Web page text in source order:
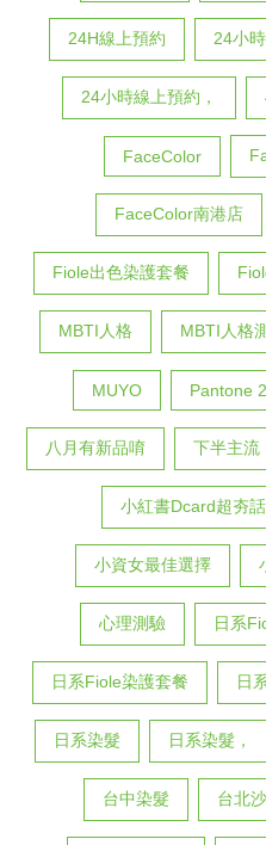
24H線上預約 24小
24小時線上預約，
FaceColor
FaceColor南港店
Fiole出色染護套餐
MBTI人格 MBTI人格
MUYO Pantone
八月有新品唷 下半主流
小紅書Dcard超夯
小資女最佳選擇
心理測驗 日系
日系Fiole染護套餐 日
日系染髮 日系染髮，
台中染髮 台北